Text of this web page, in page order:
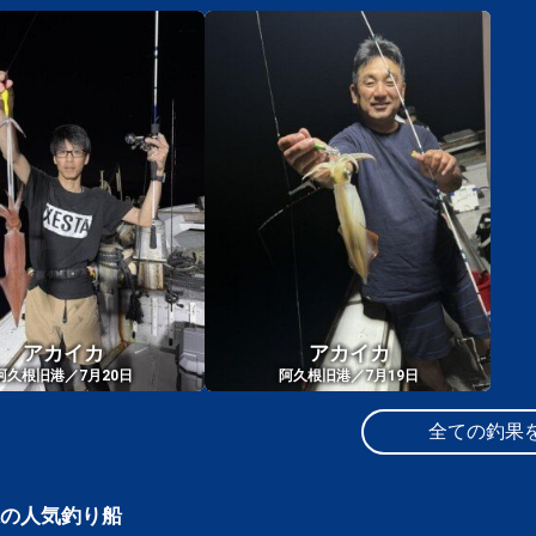
アカイカ
久根旧港／7月20日
アカイカ
阿久根旧港／7月19日
全ての釣果
人気釣り船